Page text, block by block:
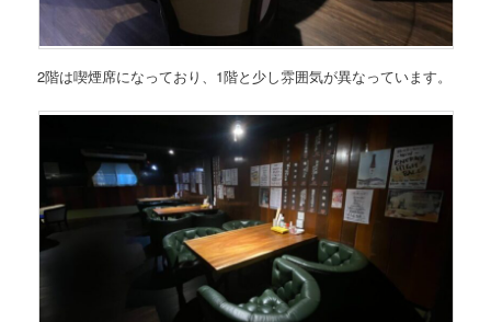
2階は喫煙席になっており、1階と少し雰囲気が異なっています。